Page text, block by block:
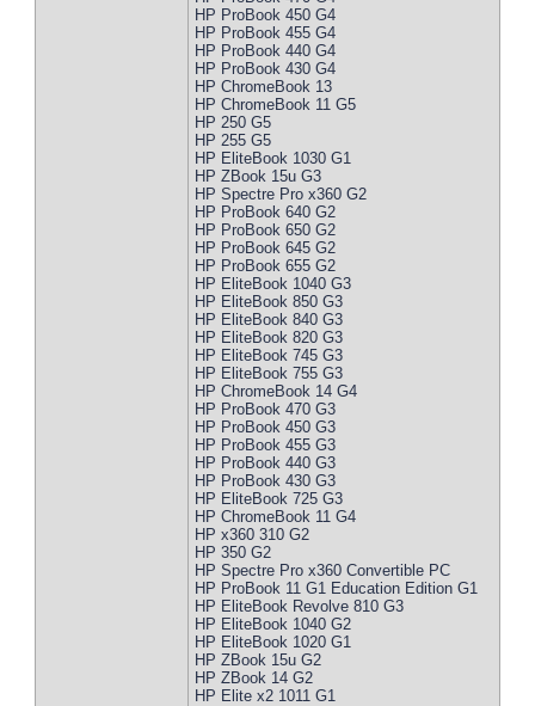
HP ProBook 450 G4
HP ProBook 455 G4
HP ProBook 440 G4
HP ProBook 430 G4
HP ChromeBook 13
HP ChromeBook 11 G5
HP 250 G5
HP 255 G5
HP EliteBook 1030 G1
HP ZBook 15u G3
HP Spectre Pro x360 G2
HP ProBook 640 G2
HP ProBook 650 G2
HP ProBook 645 G2
HP ProBook 655 G2
HP EliteBook 1040 G3
HP EliteBook 850 G3
HP EliteBook 840 G3
HP EliteBook 820 G3
HP EliteBook 745 G3
HP EliteBook 755 G3
HP ChromeBook 14 G4
HP ProBook 470 G3
HP ProBook 450 G3
HP ProBook 455 G3
HP ProBook 440 G3
HP ProBook 430 G3
HP EliteBook 725 G3
HP ChromeBook 11 G4
HP x360 310 G2
HP 350 G2
HP Spectre Pro x360 Convertible PC
HP ProBook 11 G1 Education Edition G1
HP EliteBook Revolve 810 G3
HP EliteBook 1040 G2
HP EliteBook 1020 G1
HP ZBook 15u G2
HP ZBook 14 G2
HP Elite x2 1011 G1